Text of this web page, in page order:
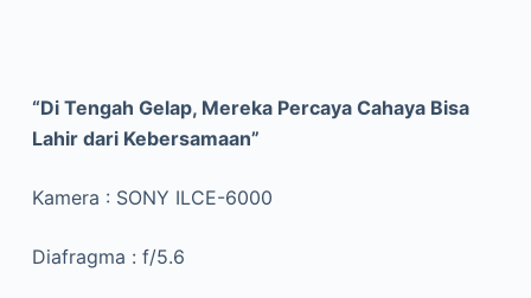
“Di Tengah Gelap, Mereka Percaya Cahaya Bisa
Lahir dari Kebersamaan”
Kamera : SONY ILCE-6000
Diafragma : f/5.6